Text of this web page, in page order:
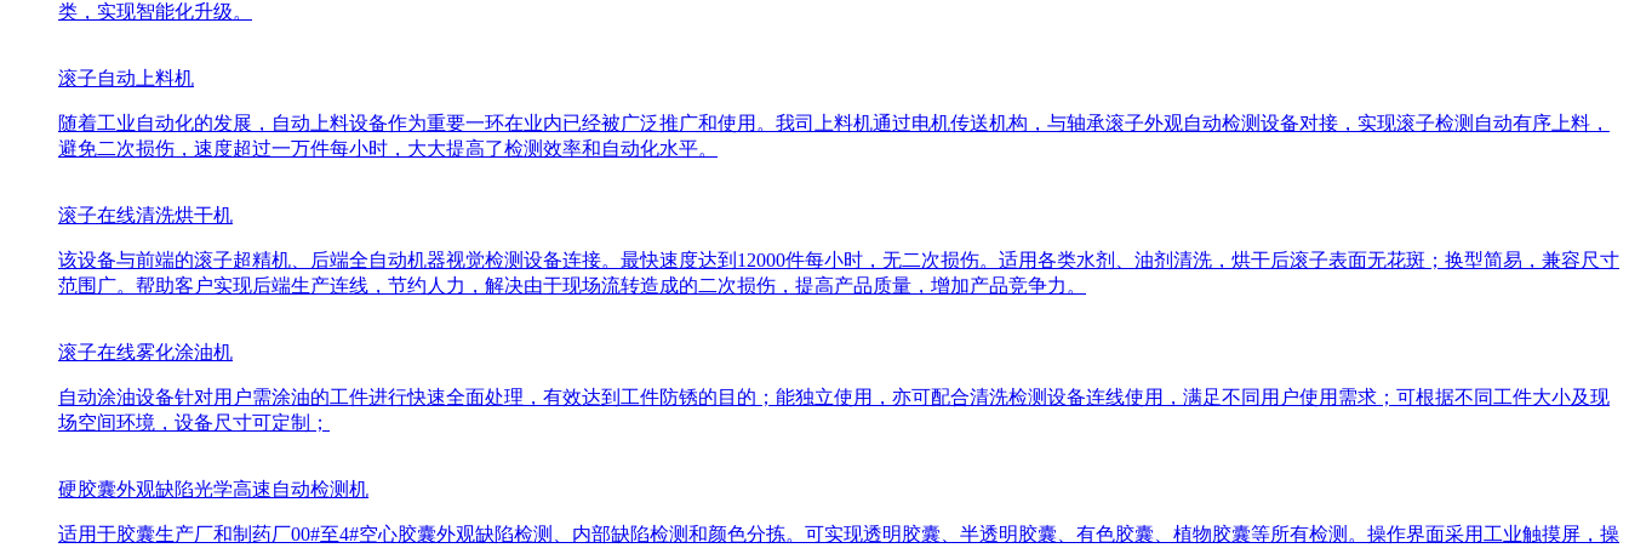
类，实现智能化升级。
滚子自动上料机
随着工业自动化的发展，自动上料设备作为重要一环在业内已经被广泛推广和使用。我司上料机通过电机传送机构，与轴承滚子外观自动检测设备对接，实现滚子检测自动有序上料，
避免二次损伤，速度超过一万件每小时，大大提高了检测效率和自动化水平。
滚子在线清洗烘干机
该设备与前端的滚子超精机、后端全自动机器视觉检测设备连接。最快速度达到12000件每小时，无二次损伤。适用各类水剂、油剂清洗，烘干后滚子表面无花斑；换型简易，兼容尺寸
范围广。帮助客户实现后端生产连线，节约人力，解决由于现场流转造成的二次损伤，提高产品质量，增加产品竞争力。
滚子在线雾化涂油机
自动涂油设备针对用户需涂油的工件进行快速全面处理，有效达到工件防锈的目的；能独立使用，亦可配合清洗检测设备连线使用，满足不同用户使用需求；可根据不同工件大小及现
场空间环境，设备尺寸可定制；
硬胶囊外观缺陷光学高速自动检测机
适用于胶囊生产厂和制药厂00#至4#空心胶囊外观缺陷检测、内部缺陷检测和颜色分拣。可实现透明胶囊、半透明胶囊、有色胶囊、植物胶囊等所有检测。操作界面采用工业触摸屏，操